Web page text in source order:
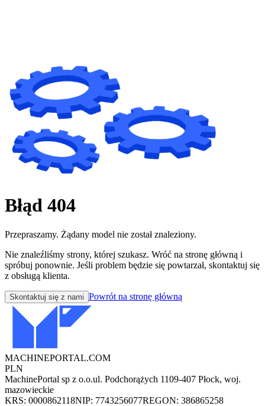
Błąd 404
Przepraszamy. Żądany model nie został znaleziony.
Nie znaleźliśmy strony, której szukasz. Wróć na stronę główną i
spróbuj ponownie. Jeśli problem będzie się powtarzał, skontaktuj się
z obsługą klienta.
Skontaktuj się z nami Powrót na stronę główną
MACHINEPORTAL.COM
PLN
MachinePortal sp z o.o.ul. Podchorążych 1109-407 Płock, woj.
mazowieckie
KRS: 0000862118NIP: 7743256077REGON: 386865258